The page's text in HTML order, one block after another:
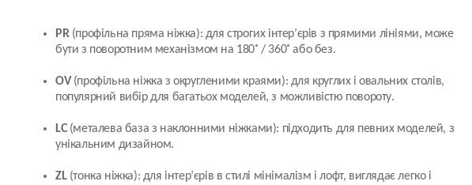
PR(профільна пряма ніжка): для строгих інтер’єрів з прямими лініями, може
бути з поворотним механізмом на 180˚ / 360˚ або без.
OV(профільна ніжка з округленими краями): для круглих і овальних столів,
популярний вибір для багатьох моделей, з можливістю повороту.
LC(металева база з наклонними ніжками): підходить для певних моделей, з
унікальним дизайном.
ZL(тонка ніжка): для інтер’єрів в стилі мінімалізм і лофт, виглядає легко і